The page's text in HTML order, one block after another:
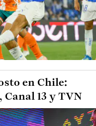
en Chile:
Canal 13 y TVN